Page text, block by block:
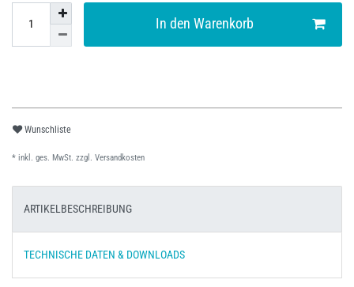
In den Warenkorb
Wunschliste
* inkl. ges. MwSt. zzgl. Versandkosten
ARTIKELBESCHREIBUNG
TECHNISCHE DATEN & DOWNLOADS